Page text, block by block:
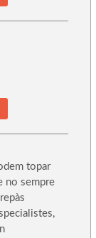
topar
no sempre